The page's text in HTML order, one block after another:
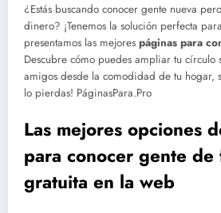
¿Estás buscando conocer gente nueva
dinero? ¡Tenemos la solución perfecta
presentamos las mejores páginas para
Descubre cómo puedes ampliar tu círculo
amigos desde la comodidad de tu hogar,
lo pierdas! PáginasPara.Pro
Las mejores opciones
para conocer gente de
gratuita en la web